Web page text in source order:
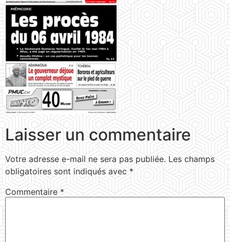
Laisser un commentaire
Votre adresse e-mail ne sera pas publiée. Les champs
obligatoires sont indiqués avec *
Commentaire*